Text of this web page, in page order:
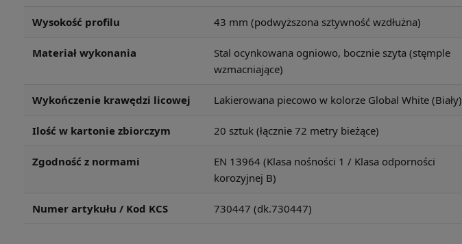
Wysokość profilu 43 mm (podwyższona sztywność wzdłużna)
Materiał wykonania
Stal ocynkowana ogniowo, bocznie szyta (stęmple
wzmacniające)
Wykończenie krawędzi licowej Lakierowana piecowo w kolorze Global White (Biały)
Ilość w kartonie zbiorczym 20 sztuk (łącznie 72 metry bieżące)
Zgodność z normami
EN 13964 (Klasa nośności 1 / Klasa odporności
korozyjnej B)
Numer artykułu / Kod KCS 730447 (dk.730447)